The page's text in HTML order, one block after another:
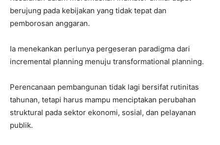
berujung pada kebijakan yang tidak tepat dan
pemborosan anggaran.
Ia menekankan perlunya pergeseran paradigma dari
incremental planning menuju transformational planning.
Perencanaan pembangunan tidak lagi bersifat rutinitas
tahunan, tetapi harus mampu menciptakan perubahan
struktural pada sektor ekonomi, sosial, dan pelayanan
publik.